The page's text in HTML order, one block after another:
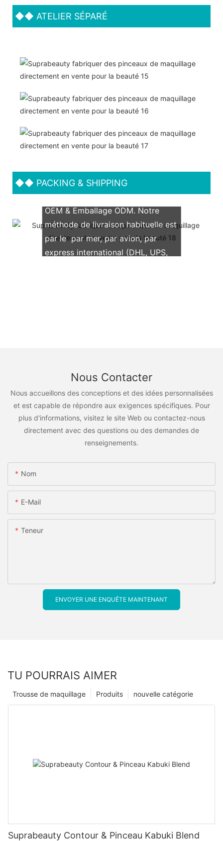
◆◆ ATELIER SÉPARÉ
◆◆ PACKING & SHIPPING
Nous prenons en charge les deux
OEM & Emballage ODM. Notre
méthode de livraison habituelle est
par le par mer, par avion, par
express international (DHL, UPS,
Nous Contacter
Nous accueillons des conceptions et des idées personnalisées
et est capable de répondre aux exigences spécifiques. Pour
plus d'informations, visitez le site Web ou contactez-nous
directement avec des questions ou des demandes de
renseignements.
Nom
E-Mail
Teneur
ENVOYER UNE ENQUÊTE MAINTENANT
TU POURRAIS AIMER
nouvelle catégorie
Produits
Trousse de maquillage
Suprabeauty Contour & Pinceau Kabuki Blend